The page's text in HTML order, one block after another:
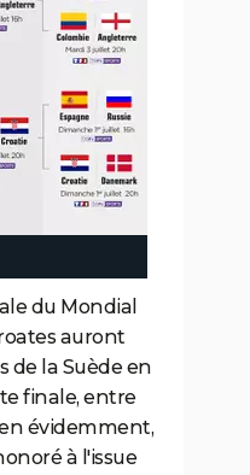
du Mondial
auront
de la Suède en
finale, entre
évidemment,
à l'issue